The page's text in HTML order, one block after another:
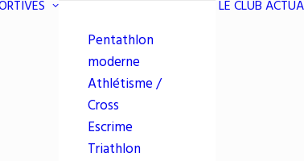
Pentathlon
moderne
Athlétisme /
Cross
Escrime
Triathlon
LE CLUB